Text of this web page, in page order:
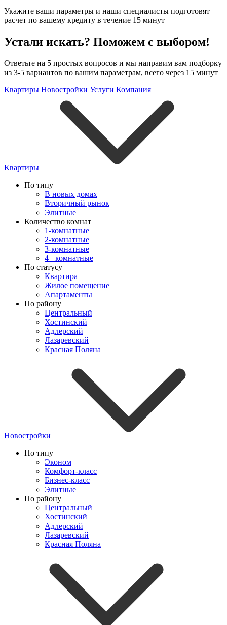
Укажите ваши параметры и наши специалисты подготовят
расчет по вашему кредиту в течение 15 минут
Устали искать? Поможем с выбором!
Ответьте на 5 простых вопросов и мы направим вам подборку
из 3-5 вариантов по вашим параметрам, всего через 15 минут
Квартиры Новостройки Услуги Компания
Квартиры
По типу
В новых домах
Вторичный рынок
Элитные
Количество комнат
1-комнатные
2-комнатные
3-комнатные
4+ комнатные
По статусу
Квартира
Жилое помещение
Апартаменты
По району
Центральный
Хостинский
Адлерский
Лазаревский
Красная Поляна
Новостройки
По типу
Эконом
Комфорт-класс
Бизнес-класс
Элитные
По району
Центральный
Хостинский
Адлерский
Лазаревский
Красная Поляна